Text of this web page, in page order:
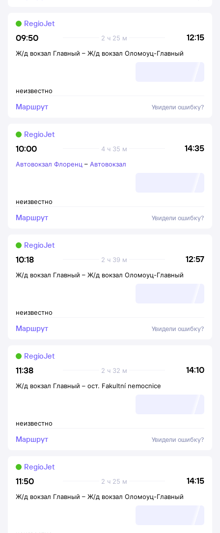
09:50 12:15
2 ч 25 м
RegioJet
неизвестно
Ж/д вокзал Главный – Ж/д вокзал Оломоуц-Главный
Маршрут Увидели ошибку?
10:00 14:35
4 ч 35 м
RegioJet
неизвестно
Автовокзал Флоренц – Автовокзал
Маршрут Увидели ошибку?
10:18 12:57
2 ч 39 м
RegioJet
неизвестно
Ж/д вокзал Главный – Ж/д вокзал Оломоуц-Главный
Маршрут Увидели ошибку?
11:38 14:10
2 ч 32 м
RegioJet
неизвестно
Ж/д вокзал Главный – ост. Fakultní nemocnice
Маршрут Увидели ошибку?
11:50 14:15
2 ч 25 м
RegioJet
Ж/д вокзал Главный – Ж/д вокзал Оломоуц-Главный